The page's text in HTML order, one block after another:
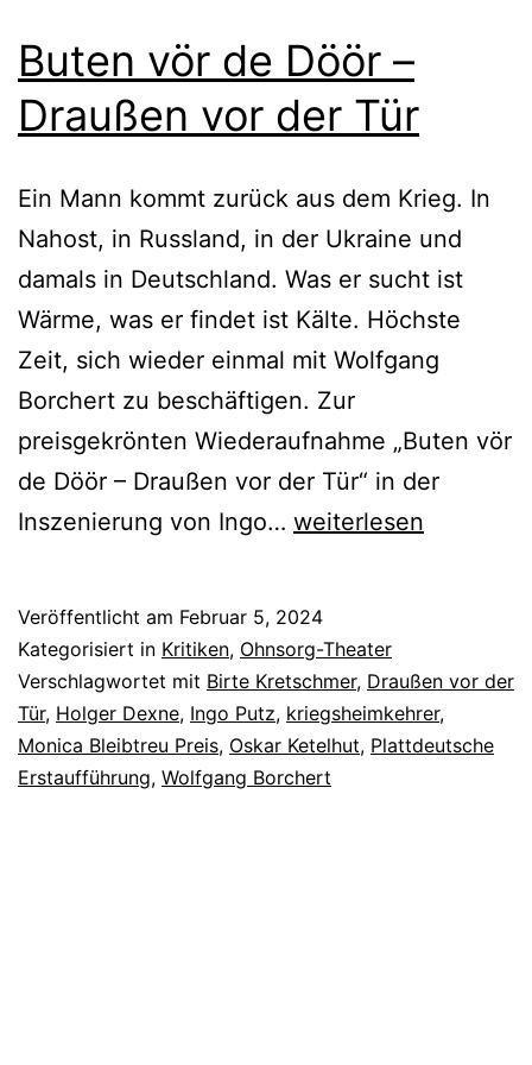
Buten vör de Döör –
Draußen vor der Tür
Ein Mann kommt zurück aus dem Krieg. In
Nahost, in Russland, in der Ukraine und
damals in Deutschland. Was er sucht ist
Wärme, was er findet ist Kälte. Höchste
Zeit, sich wieder einmal mit Wolfgang
Borchert zu beschäftigen. Zur
preisgekrönten Wiederaufnahme „Buten vör
de Döör – Draußen vor der Tür“ in der
Inszenierung von Ingo… Buten
Döör
–
Draußen
vor
weiterlesen
Veröffentlicht am Februar 5, 2024
Kategorisiert in Kritiken, Ohnsorg-Theater
Verschlagwortet mit Birte Kretschmer, Draußen vor der
Tür, Holger Dexne, Ingo Putz, kriegsheimkehrer,
Monica Bleibtreu Preis, Oskar Ketelhut, Plattdeutsche
Erstaufführung, Wolfgang Borchert